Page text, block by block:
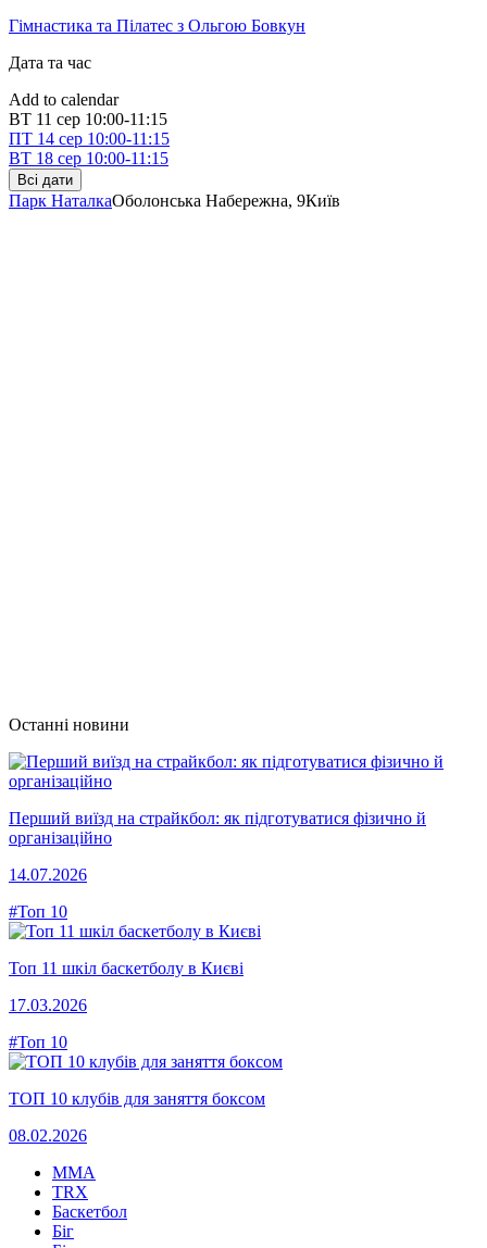
Гімнастика та Пілатес з Ольгою Бовкун
Дата та час
Add to calendar
ВТ 11 сер 10:00-11:15
ПТ 14 сер 10:00-11:15
ВТ 18 сер 10:00-11:15
Всі дати
Парк НаталкаОболонська Набережна, 9Київ
Останні новини
Перший виїзд на страйкбол: як підготуватися фізично й
організаційно
14.07.2026
#Топ 10
Топ 11 шкіл баскетболу в Києві
17.03.2026
#Топ 10
ТОП 10 клубів для заняття боксом
08.02.2026
MMA
TRX
Баскетбол
Біг